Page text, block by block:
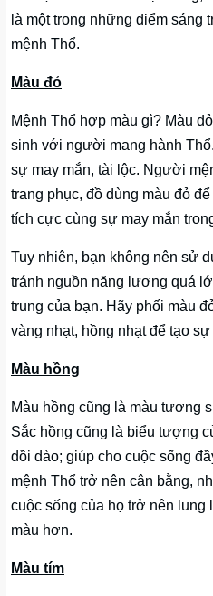
là một trong những điểm sáng
mệnh Thổ.
Màu đỏ
Mệnh Thổ hợp màu gì? Màu
sinh với người mang hành
sự may mắn, tài lộc. Người
trang phục, đồ dùng màu đỏ
tích cực cùng sự may mắn
Tuy nhiên, bạn không nên sử
tránh nguồn năng lượng quá
trung của bạn. Hãy phối màu
vàng nhạt, hồng nhạt để tạo
Màu hồng
Màu hồng cũng là màu tương
Sắc hồng cũng là biểu tượng
dồi dào; giúp cho cuộc sống
mệnh Thổ trở nên cân bằng,
cuộc sống của họ trở nên
màu hơn.
Màu tím